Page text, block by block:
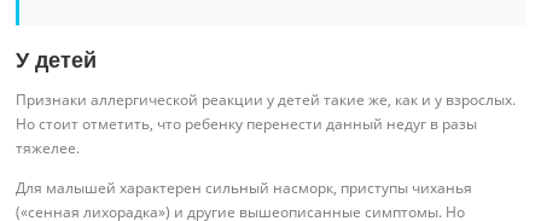
У детей
Признаки аллергической реакции у детей такие же, как и у взрослых.
Но стоит отметить, что ребенку перенести данный недуг в разы
тяжелее.
Для малышей характерен сильный насморк, приступы чиханья
(«сенная лихорадка») и другие вышеописанные симптомы. Но